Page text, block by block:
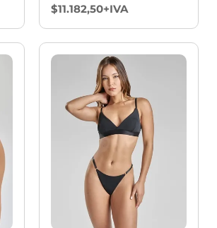
$11.182,50+IVA